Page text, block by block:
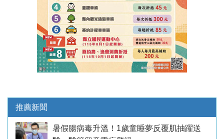
推薦新聞
暑假腸病毒升溫！1歲童睡夢反覆肌抽躍送